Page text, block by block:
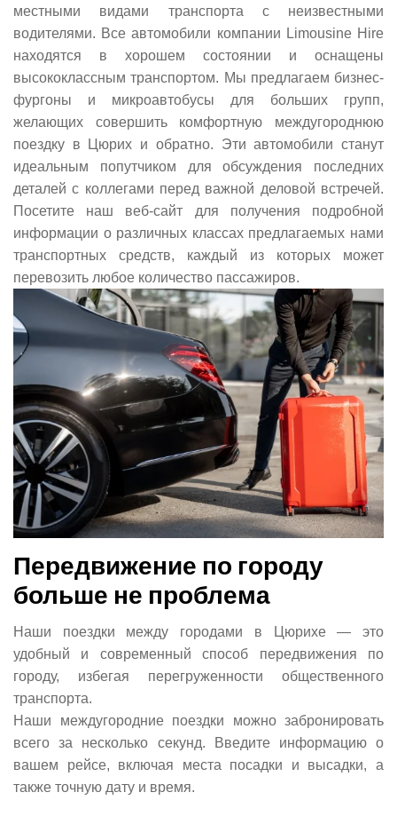
местными видами транспорта с неизвестными
водителями. Все автомобили компании Limousine Hire
находятся в хорошем состоянии и оснащены
высококлассным транспортом. Мы предлагаем бизнес-
фургоны и микроавтобусы для больших групп,
желающих совершить комфортную междугороднюю
поездку в Цюрих и обратно. Эти автомобили станут
идеальным попутчиком для обсуждения последних
деталей с коллегами перед важной деловой встречей.
Посетите наш веб-сайт для получения подробной
информации о различных классах предлагаемых нами
транспортных средств, каждый из которых может
перевозить любое количество пассажиров.
Передвижение по городу
больше не проблема
Наши поездки между городами в Цюрихе — это
удобный и современный способ передвижения по
городу, избегая перегруженности общественного
транспорта.
Наши междугородние поездки можно забронировать
всего за несколько секунд. Введите информацию о
вашем рейсе, включая места посадки и высадки, а
также точную дату и время.